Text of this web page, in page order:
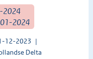
2024
2024
12-2023
Delta